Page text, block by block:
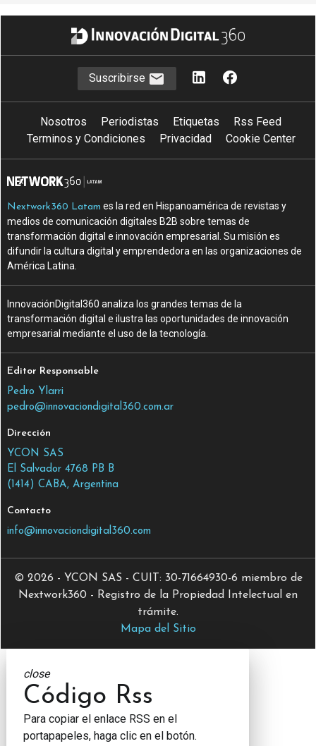
Suscribirse
Nosotros Periodistas Etiquetas
Rss Feed
Terminos y Condiciones
Privacidad Cookie Center
Nextwork360 Latam es la red en Hispanoamérica de revistas y
medios de comunicación digitales B2B sobre temas de
transformación digital e innovación empresarial. Su misión es
difundir la cultura digital y emprendedora en las organizaciones de
América Latina.
InnovaciónDigital360 analiza los grandes temas de la
transformación digital e ilustra las oportunidades de innovación
empresarial mediante el uso de la tecnología.
Editor Responsable
Pedro Ylarri
pedro@innovaciondigital360.com.ar
Dirección
YCON SAS
El Salvador 4768 PB B
(1414) CABA, Argentina
Contacto
info@innovaciondigital360.com
© 2026 - YCON SAS - CUIT: 30-71664930-6 miembro de
Nextwork360 - Registro de la Propiedad Intelectual en
trámite.
Mapa del Sitio
close
Código Rss
Para copiar el enlace RSS en el
portapapeles, haga clic en el botón.